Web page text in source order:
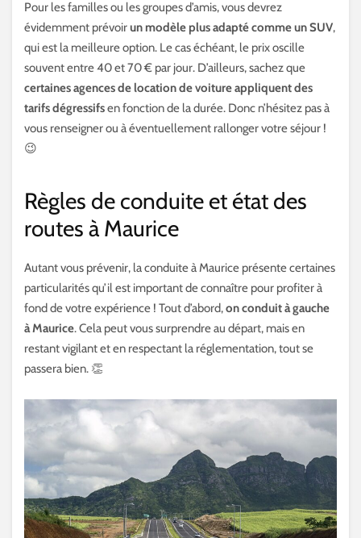
Pour les familles ou les groupes d’amis, vous devrez
évidemment prévoirun modèle plus adapté comme un SUV,
qui est la meilleure option. Le cas échéant, le prix oscille
souvent entre 40 et 70 € par jour. D’ailleurs, sachez que
certaines agences de location de voiture appliquent des
tarifs dégressifsen fonction de la durée. Donc n’hésitez pas à
vous renseigner ou à éventuellement rallonger votre séjour !
😉
Règles de conduite et état des
routes à Maurice
Autant vous prévenir, la conduite à Maurice présente certaines
particularités qu’il est important de connaître pour profiter à
fond de votre expérience ! Tout d’abord,on conduit à gauche
à Maurice. Cela peut vous surprendre au départ, mais en
restant vigilant et en respectant la réglementation, tout se
passera bien. 👏